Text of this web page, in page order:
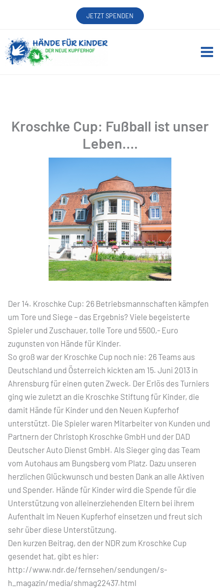
JETZT SPENDEN
Kroschke Cup: Fußball ist unser
Leben….
Der 14. Kroschke Cup: 26 Betriebsmannschaften kämpfen
um Tore und Siege – das Ergebnis? Viele begeisterte
Spieler und Zuschauer, tolle Tore und 5500,- Euro
zugunsten von Hände für Kinder.
So groß war der Kroschke Cup noch nie: 26 Teams aus
Deutschland und Österreich kickten am 15. Juni 2013 in
Ahrensburg für einen guten Zweck. Der Erlös des Turniers
ging wie zuletzt an die Kroschke Stiftung für Kinder, die
damit Hände für Kinder und den Neuen Kupferhof
unterstützt. Die Spieler waren Mitarbeiter von Kunden und
Partnern der Christoph Kroschke GmbH und der DAD
Deutscher Auto Dienst GmbH. Als Sieger ging das Team
vom Autohaus am Bungsberg vom Platz. Dazu unseren
herzlichen Glückwunsch und besten Dank an alle Aktiven
und Spender. Hände für Kinder wird die Spende für die
Unterstützung von alleinerziehenden Eltern bei ihrem
Aufenthalt im Neuen Kupferhof einsetzen und freut sich
sehr über diese Unterstützung.
Den kurzen Beitrag, den der NDR zum Kroschke Cup
gesendet hat, gibt es hier:
http://www.ndr.de/fernsehen/sendungen/s-
h_magazin/media/shmag22437.html